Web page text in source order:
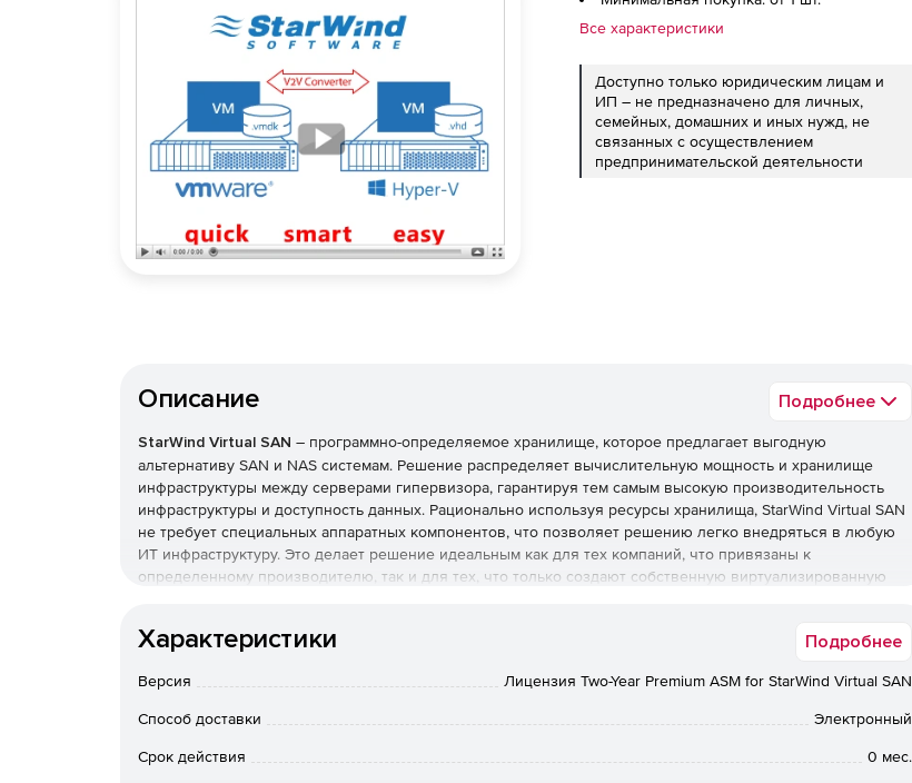
Все характеристики
Доступно только юридическим лицам и
ИП – не предназначено для личных,
семейных, домашних и иных нужд, не
связанных с осуществлением
предпринимательской деятельности
Описание Подробнее
StarWind Virtual SAN – программно-определяемое хранилище, которое предлагает выгодную
альтернативу SAN и NAS системам. Решение распределяет вычислительную мощность и хранилище
инфраструктуры между серверами гипервизора, гарантируя тем самым высокую производительность
инфраструктуры и доступность данных. Рационально используя ресурсы хранилища, StarWind Virtual SAN
не требует специальных аппаратных компонентов, что позволяет решению легко внедряться в любую
ИТ инфраструктуру. Это делает решение идеальным как для тех компаний, что привязаны к
определенному производителю, так и для тех, что только создают собственную виртуализированную
дней, с помощью решения StarWind Virtual SAN Free.
Характеристики Подробнее
Версия Лицензия Two-Year Premium ASM for StarWind Virtual SAN
Способ доставки Электронный
Срок действия 0 мес.